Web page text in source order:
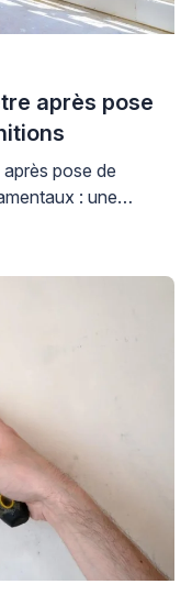
après pose
pose de
: une
de renforts
de finition
de vos
thermiques